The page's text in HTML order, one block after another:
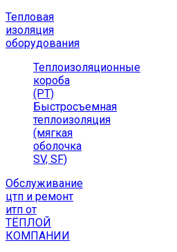
Тепловая
изоляция
оборудования
Теплоизоляционные
короба
(РТ)
Быстросъемная
теплоизоляция
(мягкая
оболочка
SV, SF)
Обслуживание
цтп и ремонт
итп от
ТЁПЛОЙ
КОМПАНИИ